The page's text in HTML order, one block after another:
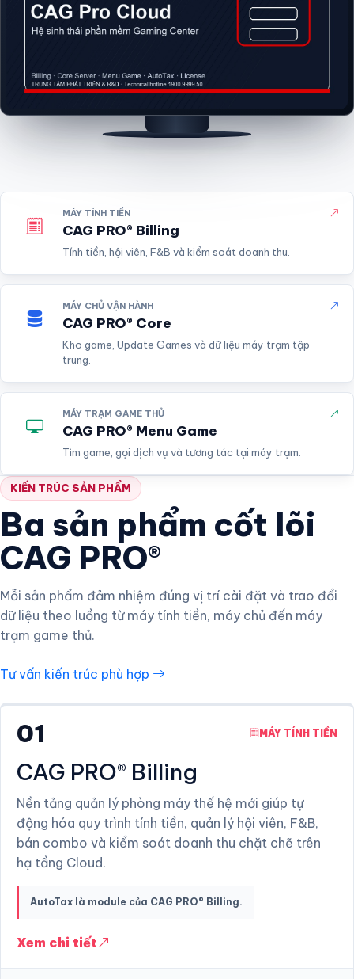
CAG PRO Cloud - hệ sinh thái phần mềm vận hành
Ba sản phẩm cốt lõi trong hệ sinh
MÁY TÍNH TIỀN
CAG PRO® Billing
Tính tiền, hội viên, F&B và kiểm soát doanh thu.
MÁY CHỦ VẬN HÀNH
CAG PRO® Core
Kho game, Update Games và dữ liệu máy trạm tập
trung.
MÁY TRẠM GAME THỦ
CAG PRO® Menu Game
Tìm game, gọi dịch vụ và tương tác tại máy trạm.
KIẾN TRÚC SẢN PHẨM
Ba sản phẩm cốt lõi
CAG PRO®
Mỗi sản phẩm đảm nhiệm đúng vị trí cài đặt và trao đổi
dữ liệu theo luồng từ máy tính tiền, máy chủ đến máy
trạm game thủ.
Tư vấn kiến trúc phù hợp
01 MÁY TÍNH TIỀN
CAG PRO® Billing
Nền tảng quản lý phòng máy thế hệ mới giúp tự
động hóa quy trình tính tiền, quản lý hội viên, F&B,
bán combo và kiểm soát doanh thu chặt chẽ trên
hạ tầng Cloud.
AutoTax là module của CAG PRO® Billing.
Xem chi tiết